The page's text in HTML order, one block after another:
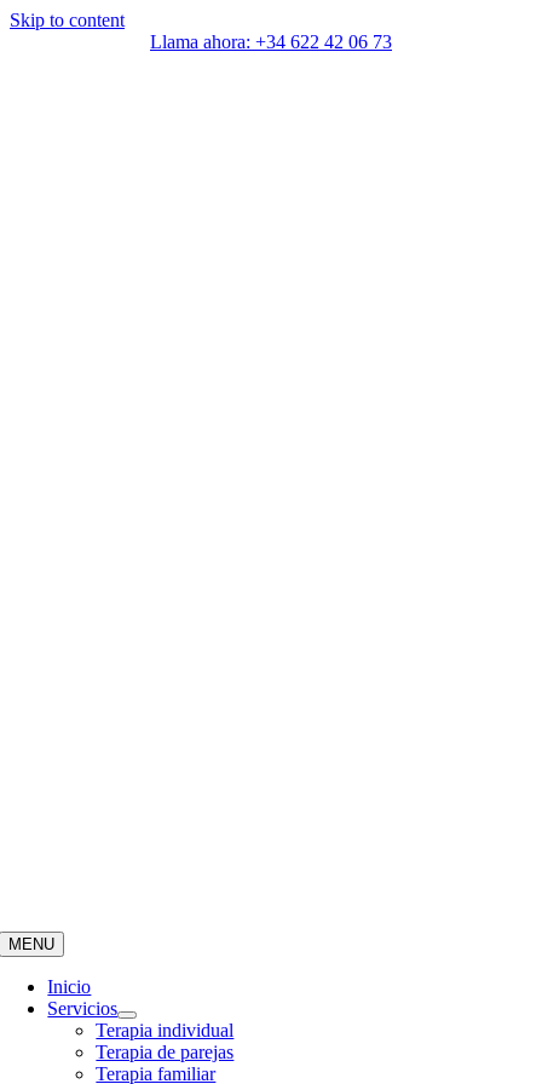
Skip to content
Llama ahora: +34 622 42 06 73
MENU
Inicio
Servicios
Terapia individual
Terapia de parejas
Terapia familiar